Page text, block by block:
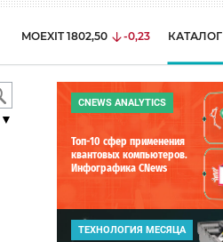
MOEXIT 1802,50 -0,23 КАТАЛОГ
CNEWS ANALYTICS
Топ-10 сфер применения
квантовых компьютеров.
Инфографика CNews
ТЕХНОЛОГИЯ МЕСЯЦА